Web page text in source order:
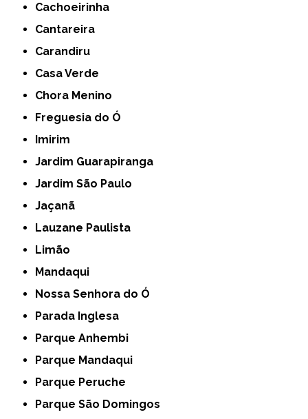
Cachoeirinha
Cantareira
Carandiru
Casa Verde
Chora Menino
Freguesia do Ó
Imirim
Jardim Guarapiranga
Jardim São Paulo
Jaçanã
Lauzane Paulista
Limão
Mandaqui
Nossa Senhora do Ó
Parada Inglesa
Parque Anhembi
Parque Mandaqui
Parque Peruche
Parque São Domingos